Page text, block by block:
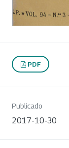
PDF
Publicado
2017-10-30